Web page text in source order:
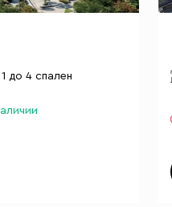
до 4 спален